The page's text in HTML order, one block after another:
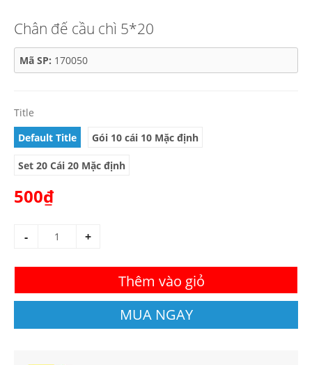
Chân đế cầu chì 5*20
Mã SP: 170050
Title
Default Title
Gói 10 cái 10 Mặc định
Set 20 Cái 20 Mặc định
500₫
- +
Thêm vào giỏ
MUA NGAY